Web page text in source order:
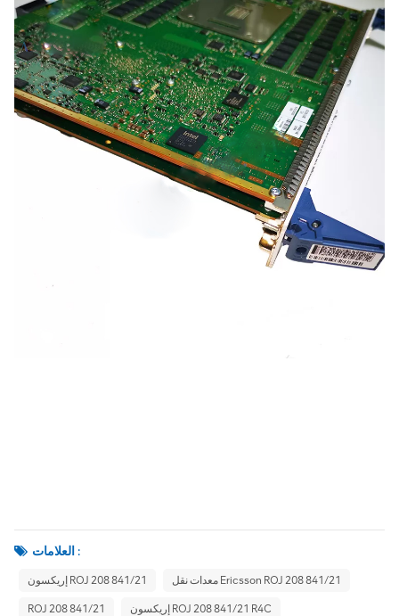
العلامات :
إريكسون ROJ 208 841/21 معدات نقل Ericsson ROJ 208 841/21
ROJ 208 841/21 إريكسون ROJ 208 841/21 R4C